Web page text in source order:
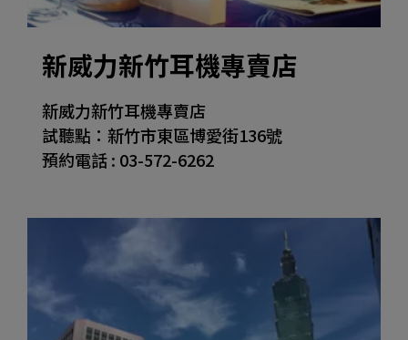
新威力新竹耳機專賣店
新威力新竹耳機專賣店
試聽點：新竹市東區博愛街136號
預約電話 : 03-572-6262